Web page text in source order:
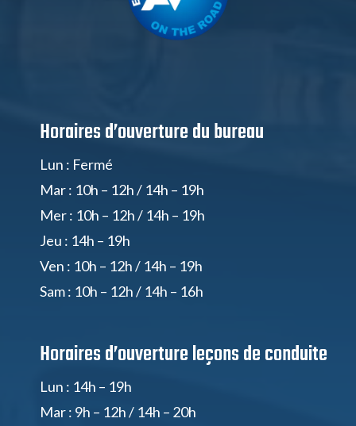
Horaires d’ouverture du bureau
Lun : Fermé
Mar : 10h – 12h / 14h – 19h
Mer : 10h – 12h / 14h – 19h
Jeu : 14h – 19h
Ven : 10h – 12h / 14h – 19h
Sam : 10h – 12h / 14h – 16h
Horaires d’ouvertureleçons de conduite
Lun : 14h – 19h
Mar : 9h – 12h / 14h – 20h